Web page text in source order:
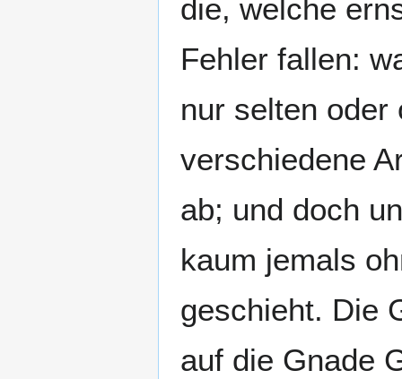
die, welche
Fehler fallen:
nur selten oder
verschiedene
ab; und doch
kaum jemals
geschieht. Die
auf die Gnade